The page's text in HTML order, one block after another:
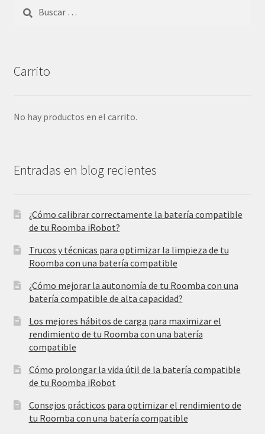
Buscar:
Carrito
No hay productos en el carrito.
Entradas en blog recientes
¿Cómo calibrar correctamente la batería compatible
de tu Roomba iRobot?
Trucos y técnicas para optimizar la limpieza de tu
Roomba con una batería compatible
¿Cómo mejorar la autonomía de tu Roomba con una
batería compatible de alta capacidad?
Los mejores hábitos de carga para maximizar el
rendimiento de tu Roomba con una batería
compatible
Cómo prolongar la vida útil de la batería compatible
de tu Roomba iRobot
Consejos prácticos para optimizar el rendimiento de
tu Roomba con una batería compatible